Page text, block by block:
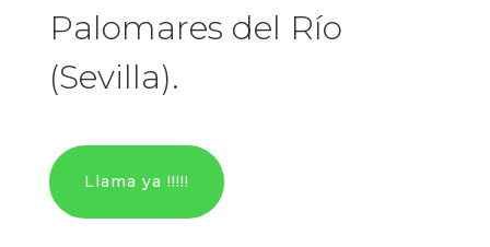
Palomares del Río
(Sevilla).
Llama ya !!!!!